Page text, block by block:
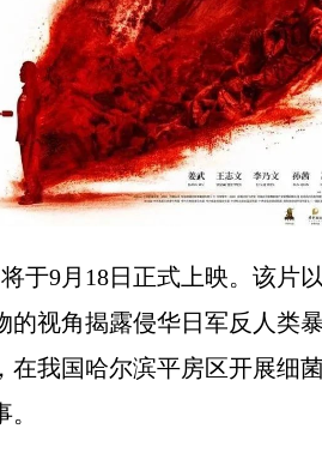
将于9月18日正式上映。该片
的视角揭露侵华日军反人类
在我国哈尔滨平房区开展细